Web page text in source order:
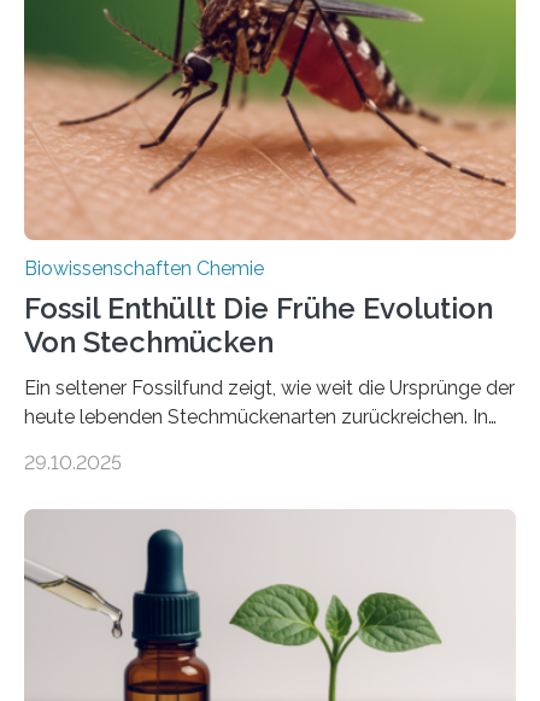
die noch heute in der Natur vorkommt: die
Süßwasseralge Coleochaetophyceae. Einige Arten
dieser Gruppe bilden aus Zellfäden dichte Geflechte
mit scheibenförmiger Gestalt. Was auffällig ist: Die
nächsten…
Biowissenschaften Chemie
Fossil Enthüllt Die Frühe Evolution
Von Stechmücken
Ein seltener Fossilfund zeigt, wie weit die Ursprünge der
heute lebenden Stechmückenarten zurückreichen. In
Forschende die bisher älteste bekannte Stechmücken-
Region Kachin in Myanmar und hat sich in
ausgezeichnetem Zustand erhalten. Es konnte als neue
Art einer neuen Gattung beschrieben werden und trägt
nun den Namen Cretosabethes primaevus. Dieser erste
fossile Nachweis einer Stechmückenlarve in Bernstein
stellt gleichzeitig den ersten Fossilfund einer
29.10.2025